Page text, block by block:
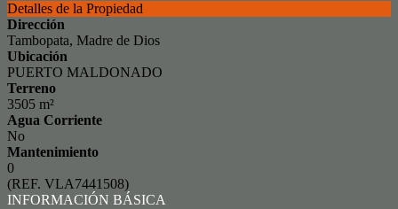
Detalles de la Propiedad
Dirección
Tambopata, Madre de Dios
Ubicación
PUERTO MALDONADO
Terreno
3505 m²
Agua Corriente
No
Mantenimiento
0
(REF. VLA7441508)
INFORMACIÓN BÁSICA